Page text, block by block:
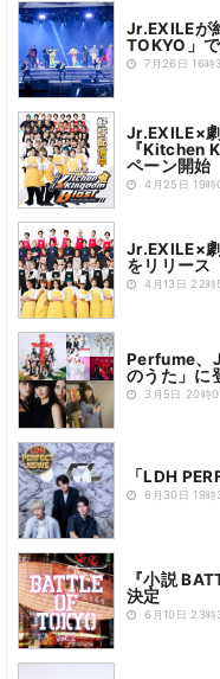
Jr.EXILEが
TOKYO」
7月26日 16時
Jr.EXILE×
『Kitchen
ペーン開始
4月25日 19時
Jr.EXILE×
をリリース
4月13日 22時
Perfume、
のうた」に
3月5日 20時
「LDH
6月30日 19時
『小説
決定
6月10日 23時